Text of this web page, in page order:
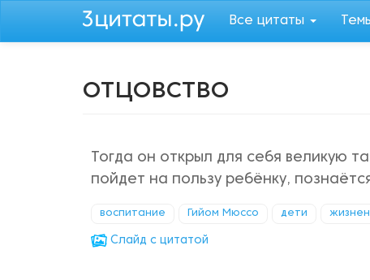
Все цитаты Темы
отцовство
Тогда он открыл для себя великую
пойдет на пользу ребёнку,
воспитание Гийом Мюссо дети
Cлайд с цитатой